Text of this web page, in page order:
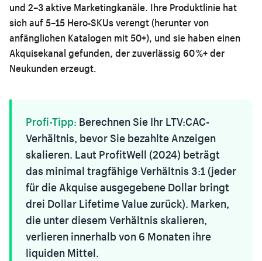
und 2–3 aktive Marketingkanäle. Ihre Produktlinie hat
sich auf 5–15 Hero-SKUs verengt (herunter von
anfänglichen Katalogen mit 50+), und sie haben einen
Akquisekanal gefunden, der zuverlässig 60 %+ der
Neukunden erzeugt.
Profi-Tipp: Berechnen Sie Ihr LTV:CAC-
Verhältnis, bevor Sie bezahlte Anzeigen
skalieren. Laut ProfitWell (2024) beträgt
das minimal tragfähige Verhältnis 3:1 (jeder
für die Akquise ausgegebene Dollar bringt
drei Dollar Lifetime Value zurück). Marken,
die unter diesem Verhältnis skalieren,
verlieren innerhalb von 6 Monaten ihre
liquiden Mittel.